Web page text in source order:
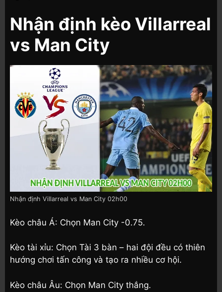
Nhận định kèo Villarreal
vs Man City
Nhận định Villarreal vs Man City 02h00
Kèo châu Á: Chọn Man City -0.75.
Kèo tài xỉu: Chọn Tài 3 bàn – hai đội đều có thiên
hướng chơi tấn công và tạo ra nhiều cơ hội.
Kèo châu Âu: Chọn Man City thắng.